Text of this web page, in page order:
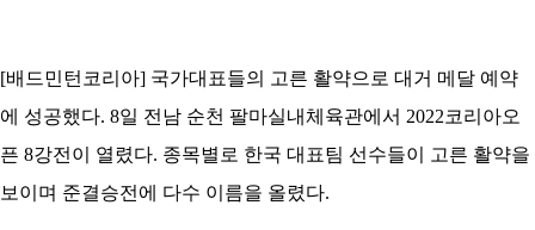
[배드민턴코리아] 국가대표들의 고른 활약으로 대거 메달 예약
에 성공했다. 8일 전남 순천 팔마실내체육관에서 2022코리아오
픈 8강전이 열렸다. 종목별로 한국 대표팀 선수들이 고른 활약을
보이며 준결승전에 다수 이름을 올렸다.